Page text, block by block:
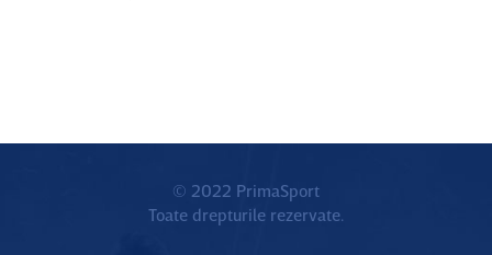
© 2022 PrimaSport
Toate drepturile rezervate.